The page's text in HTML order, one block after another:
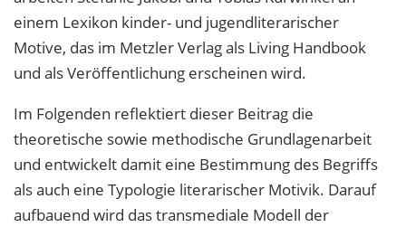
einem Lexikon kinder- und jugendliterarischer
Motive, das im Metzler Verlag als Living Handbook
und als Veröffentlichung erscheinen wird.
Im Folgenden reflektiert dieser Beitrag die
theoretische sowie methodische Grundlagenarbeit
und entwickelt damit eine Bestimmung des Begriffs
als auch eine Typologie literarischer Motivik. Darauf
aufbauend wird das transmediale Modell der